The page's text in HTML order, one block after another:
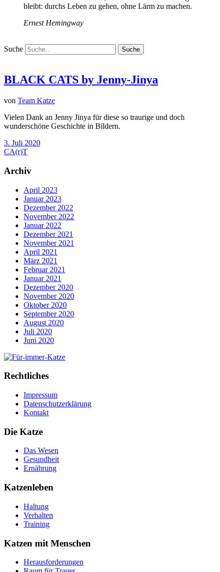
bleibt: durchs Leben zu gehen, ohne Lärm zu machen.
Ernest Hemingway
Suche
BLACK CATS by Jenny-Jinya
von Team Katze
Vielen Dank an Jenny Jinya für diese so traurige und doch
wunderschöne Geschichte in Bildern.
3. Juli 2020
CA(r)T
Archiv
April 2023
Januar 2023
Dezember 2022
November 2022
Januar 2022
Dezember 2021
November 2021
April 2021
März 2021
Februar 2021
Januar 2021
Dezember 2020
November 2020
Oktober 2020
September 2020
August 2020
Juli 2020
Juni 2020
Rechtliches
Impressum
Datenschutzerklärung
Kontakt
Die Katze
Das Wesen
Gesundheit
Ernährung
Katzenleben
Haltung
Verhalten
Training
Katzen mit Menschen
Herausforderungen